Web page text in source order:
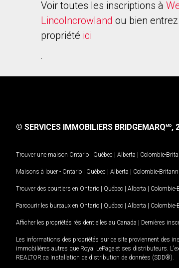
Voir toutes les inscriptions à
Lincolncrowland ou bien
propriété ici
.
© SERVICES IMMOBILIERS BRIDGEMARQMD,
Trouver une maison Ontario | Québec | Alberta | Colombie-
Maisons à louer - Ontario | Québec | Alberta | Colombie-
Trouver des courtiers en Ontario | Québec | Alberta |
Parcourir les bureaux en Ontario | Québec | Alberta |
Afficher les propriétés résidentielles au Canada | Dernières
Les informations des propriétés sur ce site proviennent des
immobilières autres que Royal LePage et ses distributeurs.
REALTOR.ca Installation de distribution de données (SDD®).